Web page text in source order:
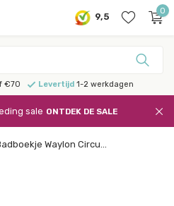
9,5
0
€70 Levertijd1-2 werkdagen
sale ONTDEK DE SALE
Waylon Circu...